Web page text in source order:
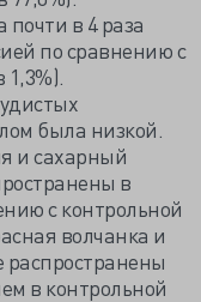
в 4 раза
по сравнению с
была низкой.
и сахарный
в
с контрольной
волчанка и
в контрольной